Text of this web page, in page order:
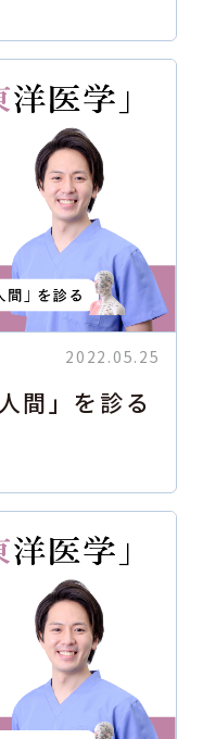
2022.05.25
間」を診る